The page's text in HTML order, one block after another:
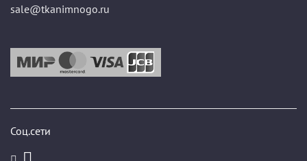
sale@tkanimnogo.ru
Соц.сети